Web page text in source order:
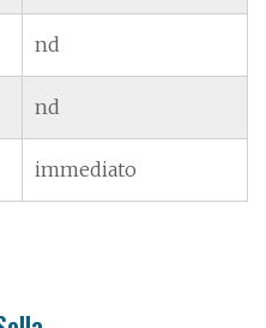
nd
nd
immediato